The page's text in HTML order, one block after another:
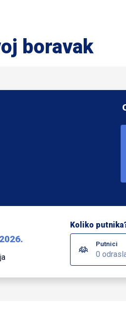
boravak
Koliko
Putnici
0